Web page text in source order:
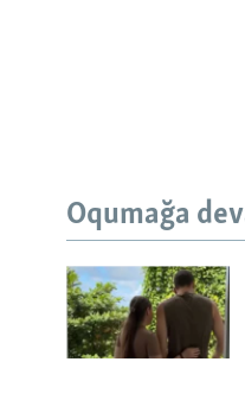
Oqumağa